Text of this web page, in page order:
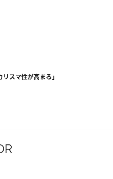
スマ性が高まる」